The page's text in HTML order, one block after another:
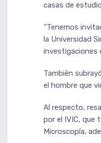
casas de
“Tenemos
la Universidad
investigaciones
También
el hombre que
Al respecto,
por el IVIC, que
Microscopía,